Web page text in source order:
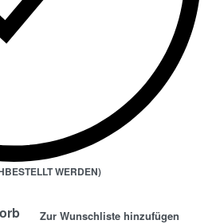
WERDEN)
Zur Wunschliste hinzufügen